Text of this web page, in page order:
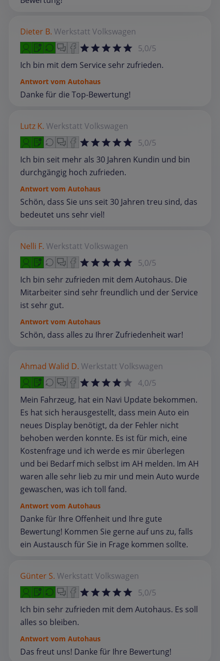
Dieter B. Werkstatt Volkswagen
5,0/5
Ich bin mit dem Service sehr zufrieden.
Antwort vom Autohaus
Danke für die Top-Bewertung!
Lutz K. Werkstatt Volkswagen
5,0/5
Ich bin seit mehr als 30 Jahren Kundin und bin
durchgängig hoch zufrieden.
Antwort vom Autohaus
Schön, dass Sie uns seit 30 Jahren treu sind, das
bedeutet uns sehr viel!
Nelli F. Werkstatt Volkswagen
5,0/5
Ich bin sehr zufrieden mit dem Autohaus. Die
Mitarbeiter sind sehr freundlich und der Service
ist sehr gut.
Antwort vom Autohaus
Schön, dass alles zu Ihrer Zufriedenheit war!
Ahmad Walid D. Werkstatt Volkswagen
4,0/5
Mein Fahrzeug, hat ein Navi Update bekommen.
Es hat sich herausgestellt, dass mein Auto ein
neues Display benötigt, da der Fehler nicht
behoben werden konnte. Es ist für mich, eine
Kostenfrage und ich werde es mir überlegen
und bei Bedarf mich selbst im AH melden. Im AH
waren alle sehr lieb zu mir und mein Auto wurde
gewaschen, was ich toll fand.
Antwort vom Autohaus
Danke für Ihre Offenheit und Ihre gute
Bewertung! Kommen Sie gerne auf uns zu, falls
ein Austausch für Sie in Frage kommen sollte.
Günter S. Werkstatt Volkswagen
5,0/5
Ich bin sehr zufrieden mit dem Autohaus. Es soll
alles so bleiben.
Antwort vom Autohaus
Das freut uns! Danke für Ihre Bewertung!